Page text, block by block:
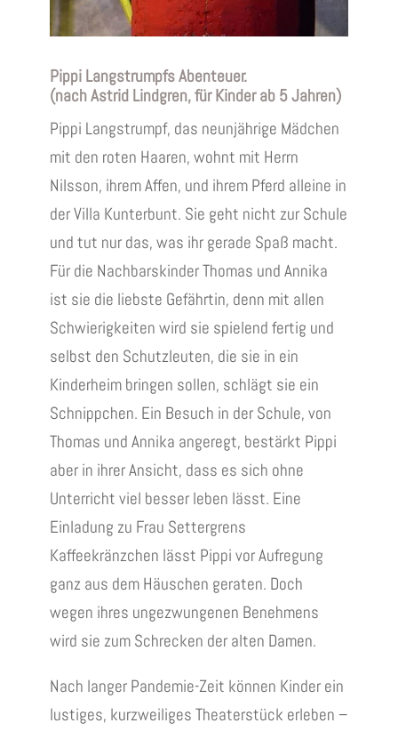
Pippi Langstrumpfs Abenteuer.
(nach Astrid Lindgren, für Kinder ab 5 Jahren)
Pippi Langstrumpf, das neunjährige Mädchen
mit den roten Haaren, wohnt mit Herrn
Nilsson, ihrem Affen, und ihrem Pferd alleine in
der Villa Kunterbunt. Sie geht nicht zur Schule
und tut nur das, was ihr gerade Spaß macht.
Für die Nachbarskinder Thomas und Annika
ist sie die liebste Gefährtin, denn mit allen
Schwierigkeiten wird sie spielend fertig und
selbst den Schutzleuten, die sie in ein
Kinderheim bringen sollen, schlägt sie ein
Schnippchen. Ein Besuch in der Schule, von
Thomas und Annika angeregt, bestärkt Pippi
aber in ihrer Ansicht, dass es sich ohne
Unterricht viel besser leben lässt. Eine
Einladung zu Frau Settergrens
Kaffeekränzchen lässt Pippi vor Aufregung
ganz aus dem Häuschen geraten. Doch
wegen ihres ungezwungenen Benehmens
wird sie zum Schrecken der alten Damen.
Nach langer Pandemie-Zeit können Kinder ein
lustiges, kurzweiliges Theaterstück erleben –